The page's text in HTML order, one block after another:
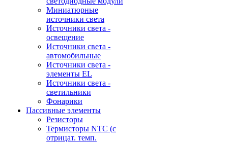
Миниатюрные
источники света
Источники света -
освещение
Источники света -
автомобильные
Источники света -
элементы EL
Источники света -
светильники
Фонарики
Пассивные элементы
Резисторы
Термисторы NTC (с
отрицат. темп.